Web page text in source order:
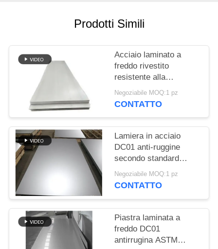
Prodotti Simili
Acciaio laminato a
freddo rivestito
resistente alla
corrosione e piastra ad
alto tenore di carbonio
Negoziabile MOQ:1 pz
CONTATTO
Lamiera in acciaio
DC01 anti-ruggine
secondo standard
GB/T 708, larghezza
personalizzata,
elettriche
Negoziabile MOQ:1 pz
CONTATTO
Piastra laminata a
freddo DC01
antirrugina ASTM